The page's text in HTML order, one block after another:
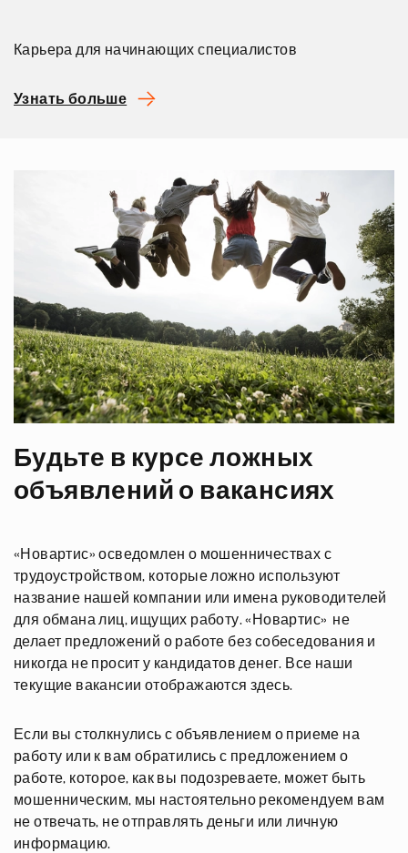
Карьера для начинающих специалистов
Узнать больше
Будьте в курсе ложных
объявлений о вакансиях
«Новартис» осведомлен о мошенничествах с
трудоустройством, которые ложно используют
название нашей компании или имена руководителей
для обмана лиц, ищущих работу. «Новартис» не
делает предложений о работе без собеседования и
никогда не просит у кандидатов денег. Все наши
текущие вакансии отображаются здесь.
Если вы столкнулись с объявлением о приеме на
работу или к вам обратились с предложением о
работе, которое, как вы подозреваете, может быть
мошенническим, мы настоятельно рекомендуем вам
не отвечать, не отправлять деньги или личную
информацию.